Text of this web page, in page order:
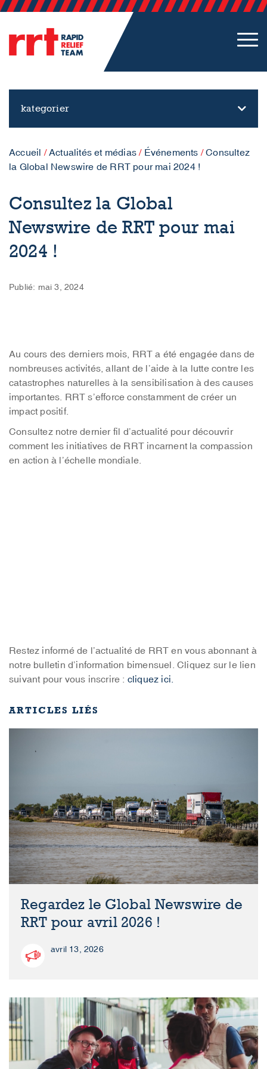
kategorier
Accueil /Actualités et médias / Événements /Consultez
la Global Newswire de RRT pour mai 2024 !
Consultez la Global
Newswire de RRT pour mai
2024 !
Publié: mai 3, 2024
Au cours des derniers mois, RRT a été engagée dans de
nombreuses activités, allant de l’aide à la lutte contre les
catastrophes naturelles à la sensibilisation à des causes
importantes. RRT s’efforce constamment de créer un
impact positif.
Consultez notre dernier fil d’actualité pour découvrir
comment les initiatives de RRT incarnent la compassion
en action à l’échelle mondiale.
Restez informé de l’actualité de RRT en vous abonnant à
notre bulletin d’information bimensuel. Cliquez sur le lien
suivant pour vous inscrire : cliquez ici.
ARTICLES LIÉS
Regardez le Global Newswire de
RRT pour avril 2026 !
avril 13, 2026